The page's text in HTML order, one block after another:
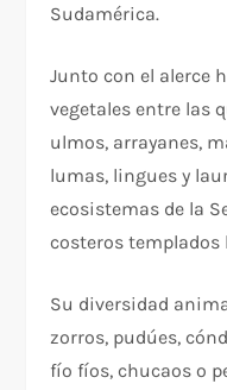
Sudamérica.
Junto con el alerce
vegetales entre las
ulmos, arrayanes,
lumas, lingues y
ecosistemas de la
costeros templados
Su diversidad
zorros, pudúes,
fío fíos, chucaos o